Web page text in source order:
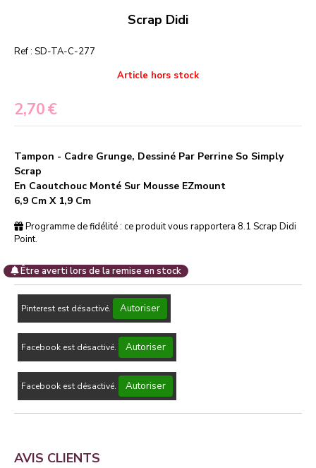
Scrap Didi
Ref : SD-TA-C-277
2,70€
Article hors stock
Tampon - Cadre Grunge, Dessiné Par Perrine So Simply
Scrap
En Caoutchouc Monté Sur Mousse EZmount
6,9 Cm X 1,9 Cm
Programme de fidélité : ce produit vous rapportera 8.1 Scrap Didi
Point.
Être averti lors de la remise en stock
Pinterest est désactivé. Autoriser
Facebook est désactivé. Autoriser
Facebook est désactivé. Autoriser
AVIS CLIENTS